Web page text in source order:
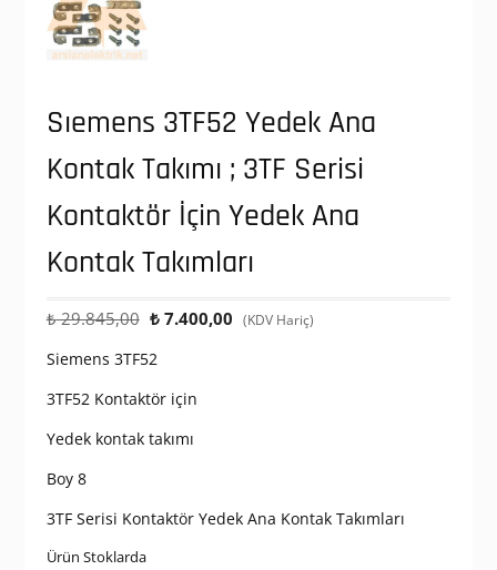
Sıemens 3TF52 Yedek Ana
Kontak Takımı ; 3TF Serisi
Kontaktör İçin Yedek Ana
Kontak Takımları
₺29.845,00 Orijinal
₺ 29.845,00.
₺7.400,00 Şu
(KDV Hariç)
Siemens 3TF52
3TF52 Kontaktör için
Yedek kontak takımı
Boy 8
3TF Serisi Kontaktör Yedek Ana Kontak Takımları
Ürün Stoklarda